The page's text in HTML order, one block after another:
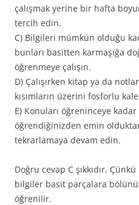
çalışmak yerine bir hafta
tercih edin.
C) Bilgileri mümkün olduğu
bunları basitten karmaşığa
öğrenmeye çalışın.
D) Çalışırken kitap ya da
kısımların üzerini fosforlu
E) Konuları öğreninceye
öğrendiğinizden emin
tekrarlamaya devam edin.
Doğru cevap C şıkkıdır.
bilgiler basit parçalara
öğrenilir.